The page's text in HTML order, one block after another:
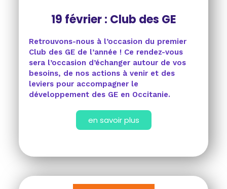
19 février : Club des GE
Retrouvons-nous à l’occasion du premier
Club des GE de l’année ! Ce rendez-vous
sera l’occasion d’échanger autour de vos
besoins, de nos actions à venir et des
leviers pour accompagner le
développement des GE en Occitanie.
en savoir plus